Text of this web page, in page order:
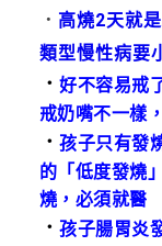
． 高燒2天就
類型慢性病要
．好不容易戒
戒奶嘴不一樣
．孩子只有發
的「低度發燒
燒，必須就醫
．孩子腸胃炎